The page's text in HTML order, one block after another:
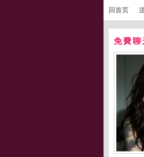
回首页
免費聊